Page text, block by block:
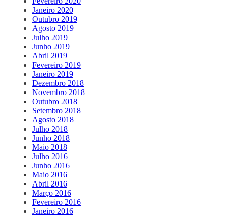
Janeiro 2020
Outubro 2019
Agosto 2019
Julho 2019
Junho 2019
Abril 2019
Fevereiro 2019
Janeiro 2019
Dezembro 2018
Novembro 2018
Outubro 2018
Setembro 2018
Agosto 2018
Julho 2018
Junho 2018
Maio 2018
Julho 2016
Junho 2016
Maio 2016
Abril 2016
Março 2016
Fevereiro 2016
Janeiro 2016